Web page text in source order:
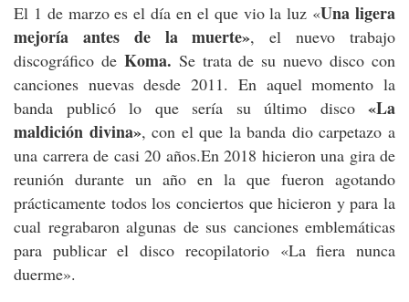
El 1 de marzo es el día en el que vio la luz «Una ligera
mejoría antes de la muerte», el nuevo trabajo
discográfico deKoma. Se trata de su nuevo disco con
canciones nuevas desde 2011. En aquel momento la
banda publicó lo que sería su último disco«La
maldición divina», con el que la banda dio carpetazo a
una carrera de casi 20 años.En 2018 hicieron una gira de
reunión durante un año en la que fueron agotando
prácticamente todos los conciertos que hicieron y para la
cual regrabaron algunas de sus canciones emblemáticas
para publicar el disco recopilatorio «La fiera nunca
duerme».